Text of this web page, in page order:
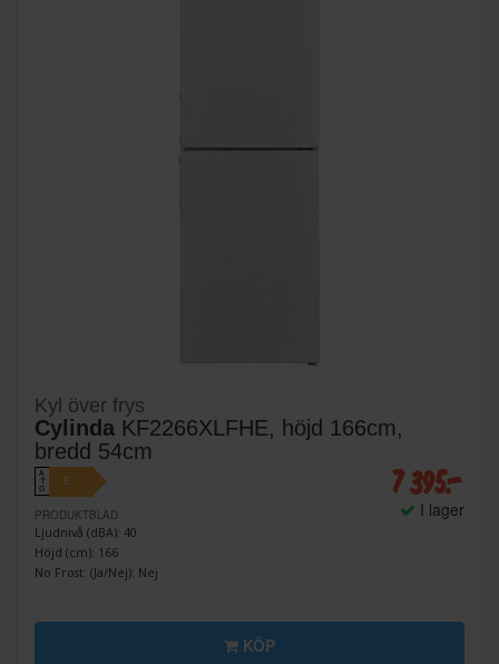
Kyl över frys
Cylinda KF2266XLFHE, höjd 166cm,
bredd 54cm
A
↑
G
E
PRODUKTBLAD
Ljudnivå (dBA): 40
Höjd (cm): 166
No Frost: (Ja/Nej): Nej
7 395:-
I lager
KÖP